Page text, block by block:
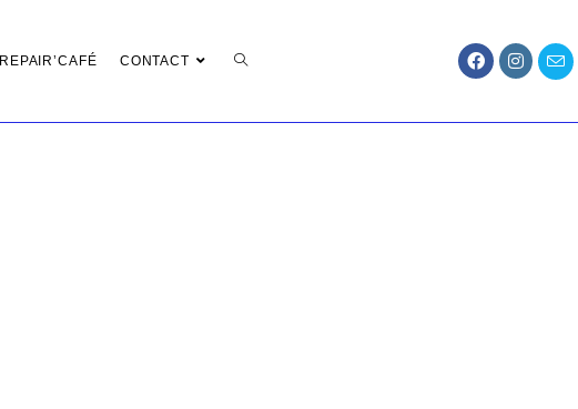
REPAIR’CAFÉ CONTACT